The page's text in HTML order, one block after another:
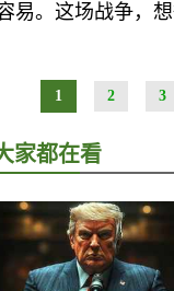
易。这场战争，
1 2 3
家都在看